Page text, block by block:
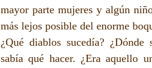
mayor parte mujeres y algún
más lejos posible del enorme
¿Qué diablos sucedía?
sabía qué hacer. ¿Era aquello